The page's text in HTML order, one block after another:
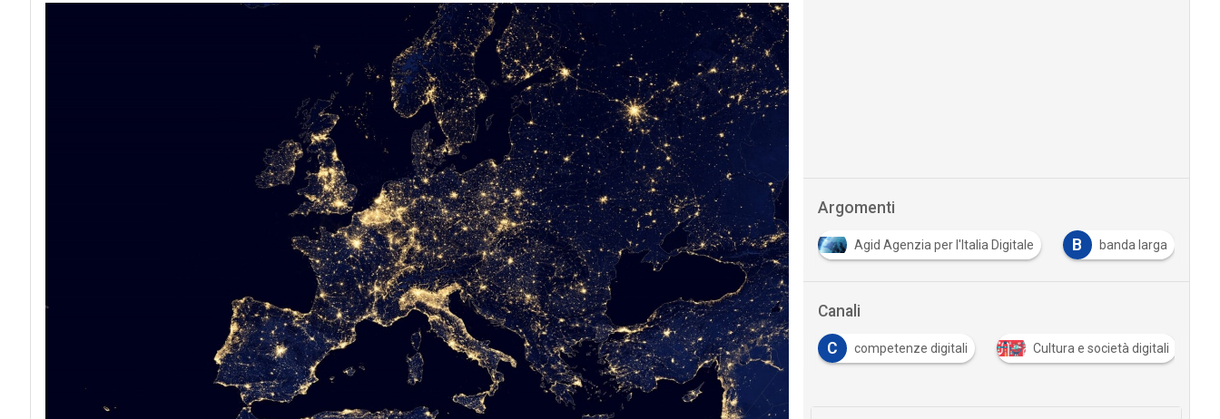
Argomenti
5 5G Agid Agenzia per l'Italia Digitale B banda larga B big data
Canali
Cittadinanza digitale C competenze digitali Cultura e società digitali Scuola